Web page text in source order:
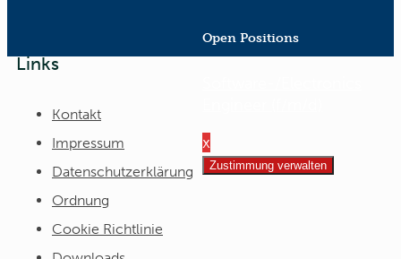
Links
Kontakt
Impressum
Datenschutzerklärung
Ordnung
Cookie Richtlinie
Open Positions
x
Zustimmung verwalten